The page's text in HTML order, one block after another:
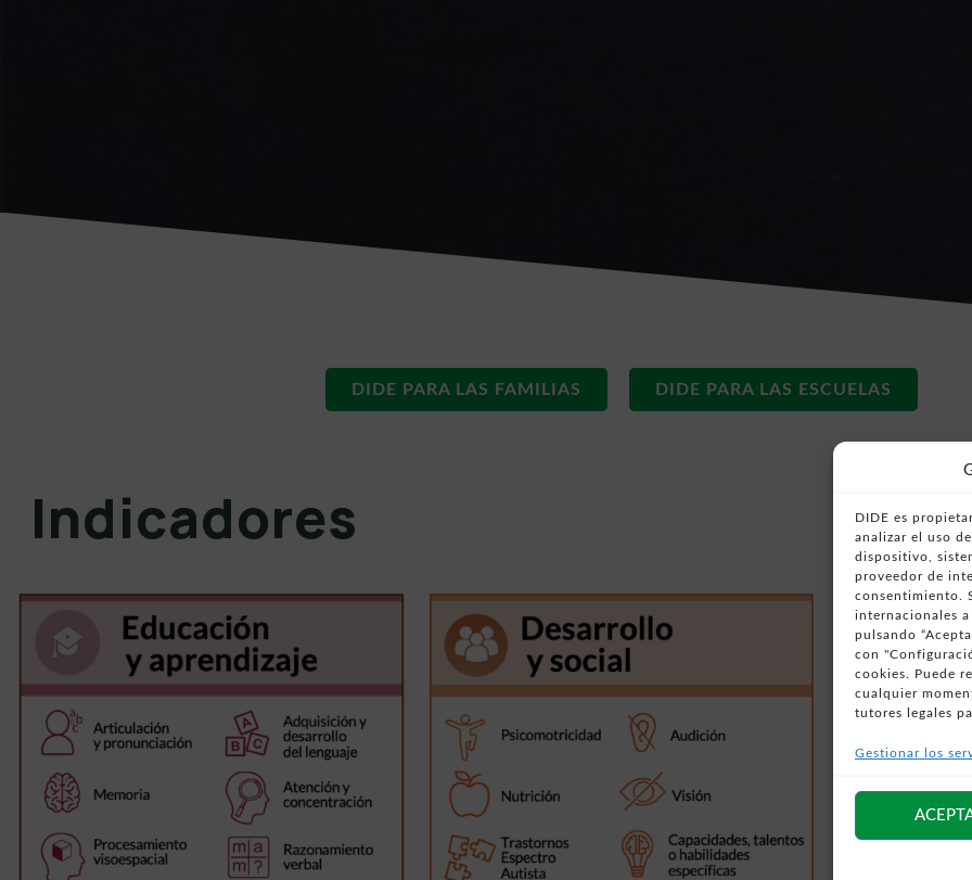
DIDE es
analizar el uso
dispositivo,
proveedor de
consentimiento.
internacionales a
pulsando
con
cookies. Puede
cualquier
tutores legales
Gestionar los
DIDE PARA LAS FAMILIAS DIDE PARA LAS ESCUELAS
Indicadores